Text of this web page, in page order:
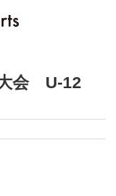
会 U-12